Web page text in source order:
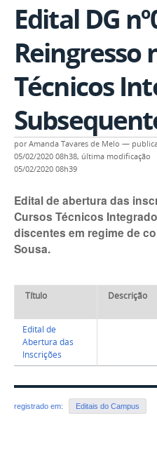
Edital DG
Reingresso
Técnicos
porAmanda Tavares de Melo —
05/02/2020 08h38, última modificação
05/02/2020 08h39
Edital de abertura das
Cursos Técnicos
discentes em regime de
Sousa.
Título Descrição
Edital de
Abertura das
Inscrições
registrado em: Editais do Campus